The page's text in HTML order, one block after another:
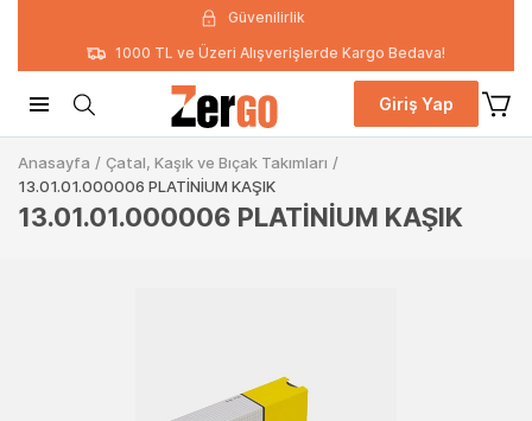
Güvenilirlik
1000 TL ve Üzeri Alışverişlerde Kargo Bedava!
Giriş Yap
Anasayfa / Çatal, Kaşık ve Bıçak Takımları /
13.01.01.000006 PLATİNİUM KAŞIK
13.01.01.000006 PLATİNİUM KAŞIK